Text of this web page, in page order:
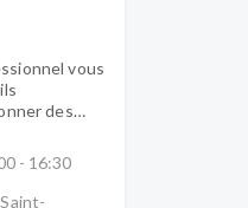
vous
des
aidants.
- 16:30